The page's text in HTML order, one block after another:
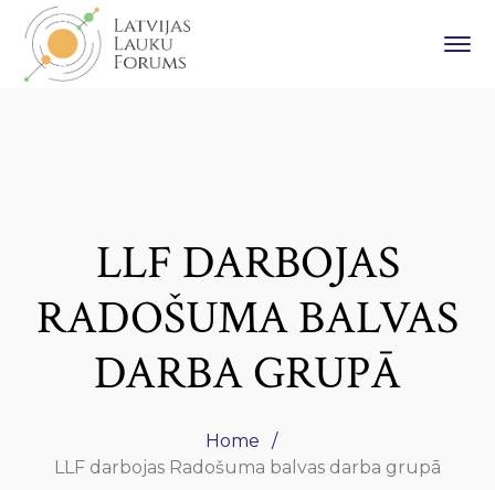
LLF DARBOJAS
RADOŠUMA BALVAS
DARBA GRUPĀ
Home
LLF darbojas Radošuma balvas darba grupā